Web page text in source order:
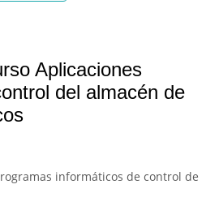
Aplicaciones
del almacén de
informáticos de control de